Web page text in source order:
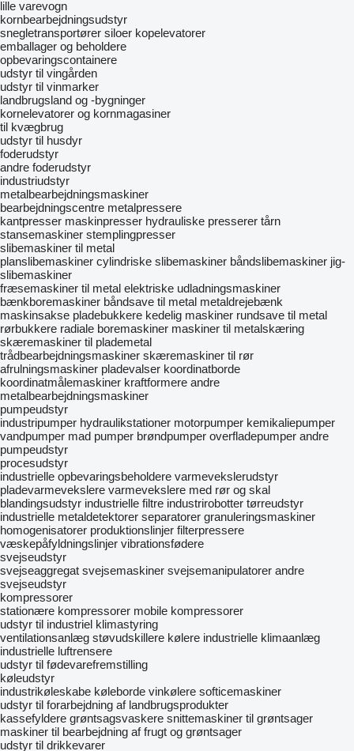
lille varevogn
kornbearbejdningsudstyr
snegletransportører siloer kopelevatorer
emballager og beholdere
opbevaringscontainere
udstyr til vingården
udstyr til vinmarker
landbrugsland og -bygninger
kornelevatorer og kornmagasiner
til kvægbrug
udstyr til husdyr
foderudstyr
andre foderudstyr
industriudstyr
metalbearbejdningsmaskiner
bearbejdningscentre metalpressere
kantpresser maskinpresser hydrauliske presserer tårn
stansemaskiner stemplingpresser
slibemaskiner til metal
planslibemaskiner cylindriske slibemaskiner båndslibemaskiner jig-
slibemaskiner
fræsemaskiner til metal elektriske udladningsmaskiner
bænkboremaskiner båndsave til metal metaldrejebænk
maskinsakse pladebukkere kedelig maskiner rundsave til metal
rørbukkere radiale boremaskiner maskiner til metalskæring
skæremaskiner til plademetal
trådbearbejdningsmaskiner skæremaskiner til rør
afrulningsmaskiner pladevalser koordinatborde
koordinatmålemaskiner kraftformere andre
metalbearbejdningsmaskiner
pumpeudstyr
industripumper hydraulikstationer motorpumper kemikaliepumper
vandpumper mad pumper brøndpumper overfladepumper andre
pumpeudstyr
procesudstyr
industrielle opbevaringsbeholdere varmevekslerudstyr
pladevarmevekslere varmevekslere med rør og skal
blandingsudstyr industrielle filtre industrirobotter tørreudstyr
industrielle metaldetektorer separatorer granuleringsmaskiner
homogenisatorer produktionslinjer filterpressere
væskepåfyldningslinjer vibrationsfødere
svejseudstyr
svejseaggregat svejsemaskiner svejsemanipulatorer andre
svejseudstyr
kompressorer
stationære kompressorer mobile kompressorer
udstyr til industriel klimastyring
ventilationsanlæg støvudskillere kølere industrielle klimaanlæg
industrielle luftrensere
udstyr til fødevarefremstilling
køleudstyr
industrikøleskabe køleborde vinkølere softicemaskiner
udstyr til forarbejdning af landbrugsprodukter
kassefyldere grøntsagsvaskere snittemaskiner til grøntsager
maskiner til bearbejdning af frugt og grøntsager
udstyr til drikkevarer